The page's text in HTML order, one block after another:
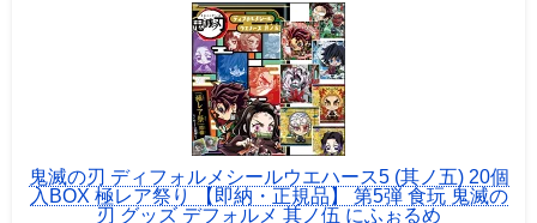
鬼滅の刃 ディフォルメシールウエハース5 (其ノ五) 20個
入BOX 極レア祭り 【即納・正規品】 第5弾 食玩 鬼滅の
刃 グッズ デフォルメ 其ノ伍 にふぉるめ